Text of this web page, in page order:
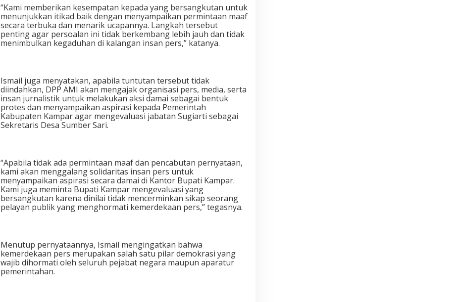
“Kami memberikan kesempatan kepada yang bersangkutan untuk
menunjukkan itikad baik dengan menyampaikan permintaan maaf
secara terbuka dan menarik ucapannya. Langkah tersebut
penting agar persoalan ini tidak berkembang lebih jauh dan tidak
menimbulkan kegaduhan di kalangan insan pers,” katanya.
Ismail juga menyatakan, apabila tuntutan tersebut tidak
diindahkan, DPP AMI akan mengajak organisasi pers, media, serta
insan jurnalistik untuk melakukan aksi damai sebagai bentuk
protes dan menyampaikan aspirasi kepada Pemerintah
Kabupaten Kampar agar mengevaluasi jabatan Sugiarti sebagai
Sekretaris Desa Sumber Sari.
“Apabila tidak ada permintaan maaf dan pencabutan pernyataan,
kami akan menggalang solidaritas insan pers untuk
menyampaikan aspirasi secara damai di Kantor Bupati Kampar.
Kami juga meminta Bupati Kampar mengevaluasi yang
bersangkutan karena dinilai tidak mencerminkan sikap seorang
pelayan publik yang menghormati kemerdekaan pers,” tegasnya.
Menutup pernyataannya, Ismail mengingatkan bahwa
kemerdekaan pers merupakan salah satu pilar demokrasi yang
wajib dihormati oleh seluruh pejabat negara maupun aparatur
pemerintahan.